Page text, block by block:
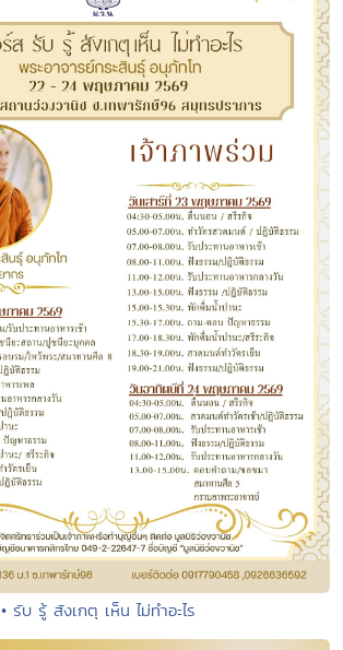
• รับ รู้ สังเกตุ เห็น ไม่ทำอะไร